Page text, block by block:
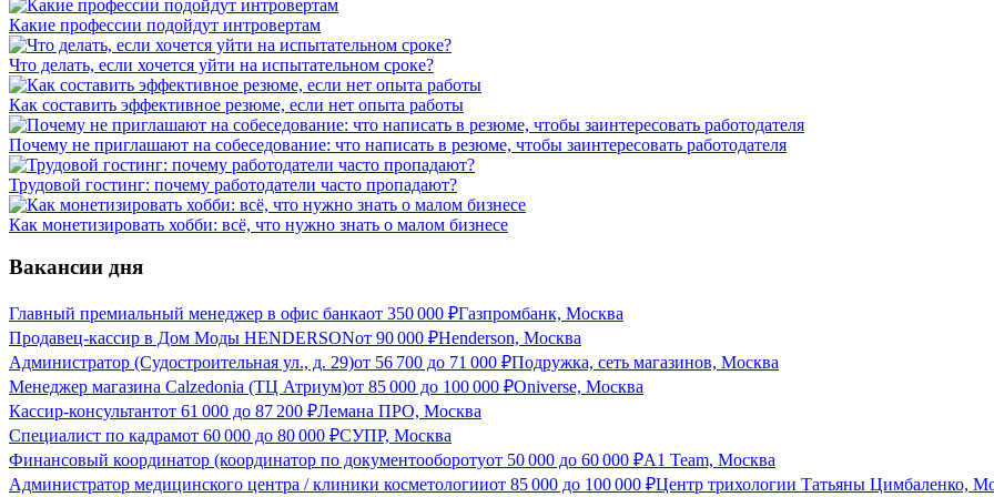
Какие профессии подойдут интровертам
Что делать, если хочется уйти на испытательном сроке?
Как составить эффективное резюме, если нет опыта работы
Почему не приглашают на собеседование: что написать в резюме, чтобы заинтересовать работодателя
Трудовой гостинг: почему работодатели часто пропадают?
Как монетизировать хобби: всё, что нужно знать о малом бизнесе
Вакансии дня
Главный премиальный менеджер в офис банкаот 350 000 ₽Газпромбанк, Москва
Продавец-кассир в Дом Моды HENDERSONот 90 000 ₽Henderson, Москва
Администратор (Судостроительная ул., д. 29)от 56 700 до 71 000 ₽Подружка, сеть магазинов, Москва
Менеджер магазина Calzedonia (ТЦ Атриум)от 85 000 до 100 000 ₽Oniverse, Москва
Кассир-консультантот 61 000 до 87 200 ₽Лемана ПРО, Москва
Специалист по кадрамот 60 000 до 80 000 ₽СУПР, Москва
Финансовый координатор (координатор по документооборотуот 50 000 до 60 000 ₽A1 Team, Москва
Администратор медицинского центра / клиники косметологииот 85 000 до 100 000 ₽Центр трихологии Татьяны Цимбаленко,